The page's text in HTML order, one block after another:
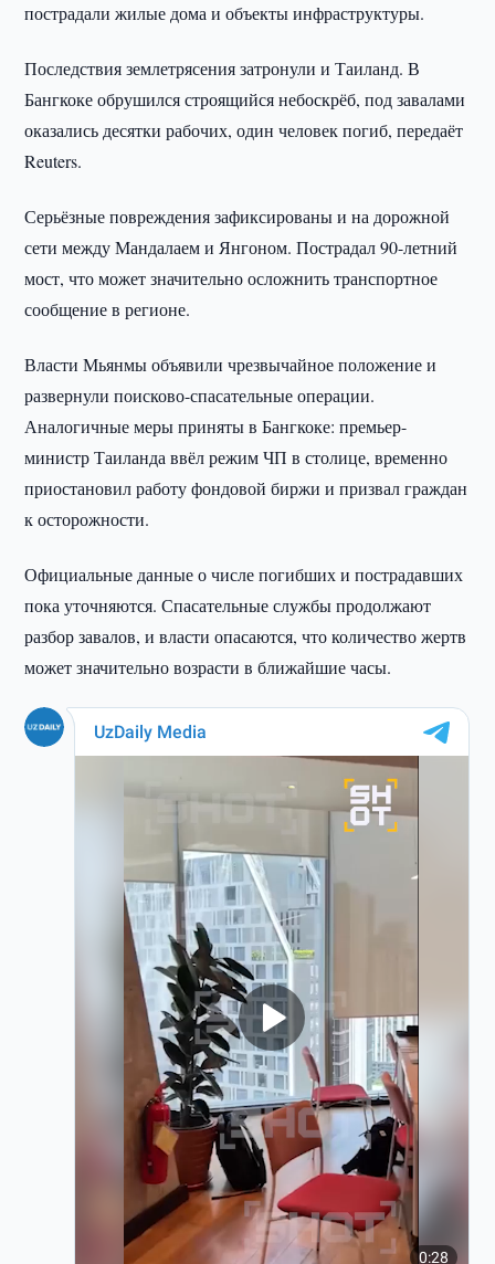
пострадали жилые дома и объекты инфраструктуры.
Последствия землетрясения затронули и Таиланд. В
Бангкоке обрушился строящийся небоскрёб, под завалами
оказались десятки рабочих, один человек погиб, передаёт
Reuters.
Серьёзные повреждения зафиксированы и на дорожной
сети между Мандалаем и Янгоном. Пострадал 90-летний
мост, что может значительно осложнить транспортное
сообщение в регионе.
Власти Мьянмы объявили чрезвычайное положение и
развернули поисково-спасательные операции.
Аналогичные меры приняты в Бангкоке: премьер-
министр Таиланда ввёл режим ЧП в столице, временно
приостановил работу фондовой биржи и призвал граждан
к осторожности.
Официальные данные о числе погибших и пострадавших
пока уточняются. Спасательные службы продолжают
разбор завалов, и власти опасаются, что количество жертв
может значительно возрасти в ближайшие часы.